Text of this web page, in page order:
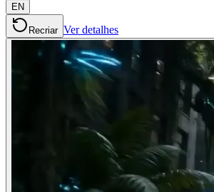
EN
Recriar Ver detalhes